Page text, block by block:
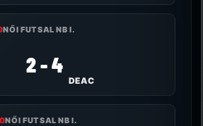
NŐI FUTSAL NB I.
2 - 4
DEAC
NŐI FUTSAL NB I.